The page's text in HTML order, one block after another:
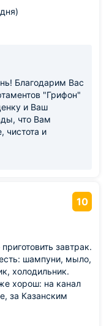
от
Будем рады
Благодарим Вас
"Грифон"
и Ваш
что Вам
чистота и
- она помогает
Фильтры
с
позволяет
питьевой воде.
связанные
во всех
Если бы
что,
у Вас
отдыха, и будем
10
завтрак.
шампуни, мыло,
холодильник.
хорош: на канал
за Казанским
дом